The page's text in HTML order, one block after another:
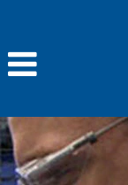
Production
et
Opérations